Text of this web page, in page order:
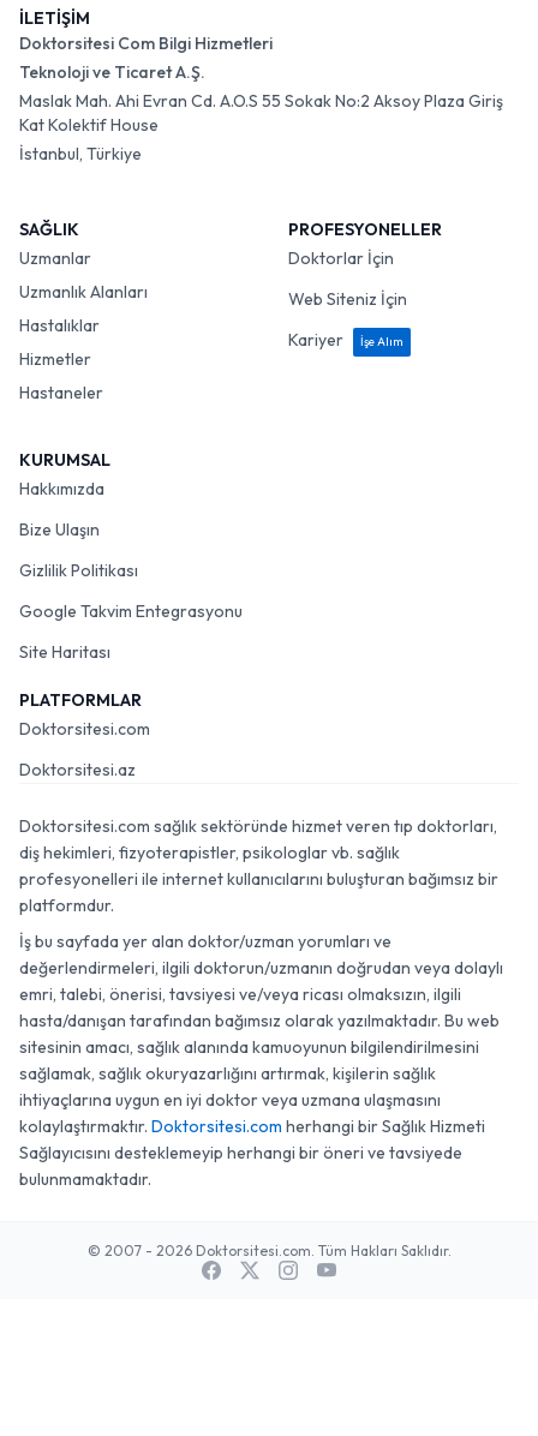
İLETİŞİM
Doktorsitesi Com Bilgi Hizmetleri
Teknoloji ve Ticaret A.Ş.
Maslak Mah. Ahi Evran Cd. A.O.S 55 Sokak No:2 Aksoy Plaza Giriş
Kat Kolektif House
İstanbul, Türkiye
SAĞLIK
Uzmanlar
Uzmanlık Alanları
Hastalıklar
Hizmetler
Hastaneler
PROFESYONELLER
Doktorlar İçin
Web Siteniz İçin
Kariyer
İşe Alım
KURUMSAL
Hakkımızda
Bize Ulaşın
Gizlilik Politikası
Google Takvim Entegrasyonu
Site Haritası
PLATFORMLAR
Doktorsitesi.com
Doktorsitesi.az
Doktorsitesi.com sağlık sektöründe hizmet veren tıp doktorları,
diş hekimleri, fizyoterapistler, psikologlar vb. sağlık
profesyonelleri ile internet kullanıcılarını buluşturan bağımsız bir
platformdur.
İş bu sayfada yer alan doktor/uzman yorumları ve
değerlendirmeleri, ilgili doktorun/uzmanın doğrudan veya dolaylı
emri, talebi, önerisi, tavsiyesi ve/veya ricası olmaksızın, ilgili
hasta/danışan tarafından bağımsız olarak yazılmaktadır. Bu web
sitesinin amacı, sağlık alanında kamuoyunun bilgilendirilmesini
sağlamak, sağlık okuryazarlığını artırmak, kişilerin sağlık
ihtiyaçlarına uygun en iyi doktor veya uzmana ulaşmasını
kolaylaştırmaktır. Doktorsitesi.com herhangi bir Sağlık Hizmeti
Sağlayıcısını desteklemeyip herhangi bir öneri ve tavsiyede
bulunmamaktadır.
© 2007 - 2026 Doktorsitesi.com. Tüm Hakları Saklıdır.